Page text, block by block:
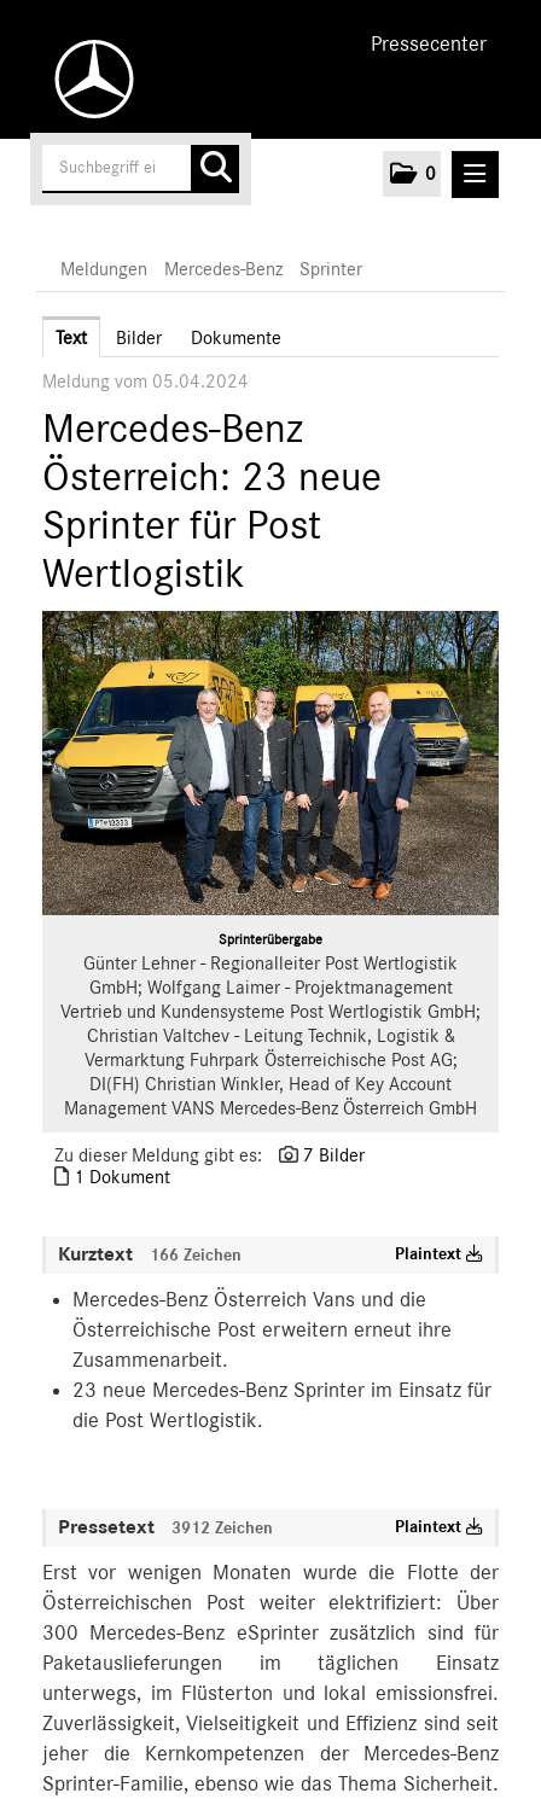
Pressecenter
0
Unternehmen
Cars
Vans
Mercedes-Benz
Citan
Vito
Marco Polo
Sprinter
eVito
EQV
V-Klasse
EQ
Marken & Produkte
MEDIA
ANSPRECHPARTNER
Meldungen Mercedes-Benz Sprinter
Text Bilder Dokumente
Meldung vom 05.04.2024
Mercedes-Benz
Österreich: 23 neue
Sprinter für Post
Wertlogistik
Sprinterübergabe
Günter Lehner - Regionalleiter Post Wertlogistik
GmbH; Wolfgang Laimer - Projektmanagement
Vertrieb und Kundensysteme Post Wertlogistik GmbH;
Christian Valtchev - Leitung Technik, Logistik &
Vermarktung Fuhrpark Österreichische Post AG;
DI(FH) Christian Winkler, Head of Key Account
Management VANS Mercedes-Benz Österreich GmbH
Zu dieser Meldung gibt es:
7 Bilder
1 Dokument
Kurztext 166 Zeichen Plaintext
Mercedes-Benz Österreich Vans und die
Österreichische Post erweitern erneut ihre
Zusammenarbeit.
23 neue Mercedes-Benz Sprinter im Einsatz für
die Post Wertlogistik.
Pressetext 3912 Zeichen Plaintext
Erst vor wenigen Monaten wurde die Flotte der
Österreichischen Post weiter elektrifiziert: Über
300 Mercedes-Benz eSprinter zusätzlich sind für
Paketauslieferungen im täglichen Einsatz
unterwegs, im Flüsterton und lokal emissionsfrei.
Zuverlässigkeit, Vielseitigkeit und Effizienz sind seit
jeher die Kernkompetenzen der Mercedes-Benz
Sprinter-Familie, ebenso wie das Thema Sicherheit.